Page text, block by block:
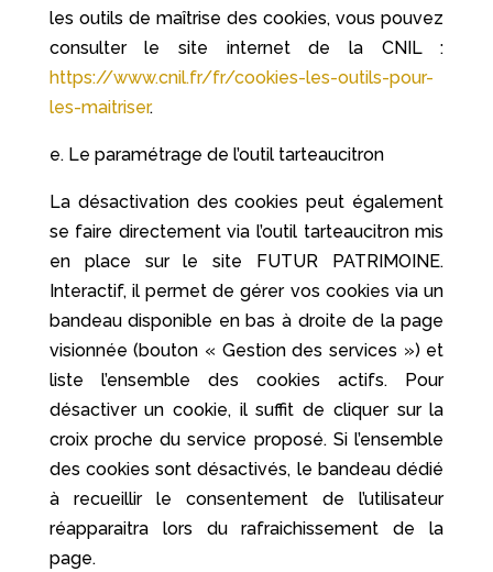
les outils de maîtrise des cookies, vous pouvez
consulter le site internet de la CNIL :
https://www.cnil.fr/fr/cookies-les-outils-pour-
les-maitriser.
e. Le paramétrage de l’outil tarteaucitron
La désactivation des cookies peut également
se faire directement via l’outil tarteaucitron mis
en place sur le site FUTUR PATRIMOINE.
Interactif, il permet de gérer vos cookies via un
bandeau disponible en bas à droite de la page
visionnée (bouton « Gestion des services ») et
liste l’ensemble des cookies actifs. Pour
désactiver un cookie, il suffit de cliquer sur la
croix proche du service proposé. Si l’ensemble
des cookies sont désactivés, le bandeau dédié
à recueillir le consentement de l’utilisateur
réapparaitra lors du rafraichissement de la
page.